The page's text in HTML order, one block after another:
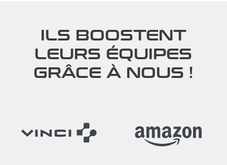
ILS BOOSTENT
LEURS ÉQUIPES
GRÂCE À NOUS !